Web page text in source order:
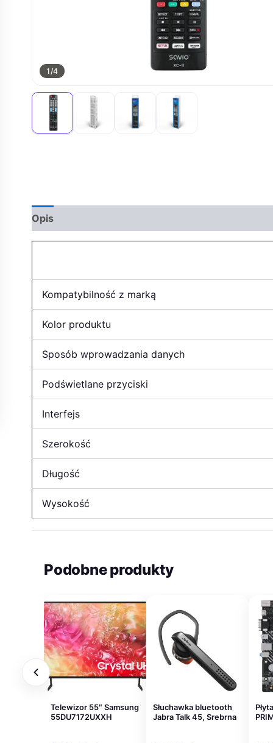
1/4
Opis
Kompatybilność z marką
Kolor produktu
Sposób wprowadzania danych
Podświetlane przyciski
Interfejs
Szerokość
Długość
Wysokość
Podobne produkty
Telewizor 55″ Samsung
55DU7172UXXH
Słuchawka bluetooth
Jabra Talk 45, Srebrna